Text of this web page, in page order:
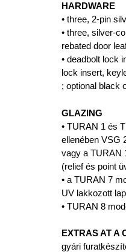
HARDWARE
• three, 2-pin
• three, silver-
rebated door
• deadbolt lock
lock insert,
; optional black
GLAZING
• TURAN 1 és
ellenében VSG
vagy a TURAN
(relief és point
• a TURAN 7
UV lakkozott
• TURAN 8
EXTRAS AT A
gyári